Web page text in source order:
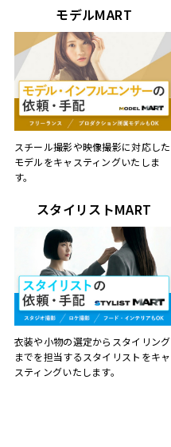
モデルMART
スチール撮影や映像撮影に対応した
モデルをキャスティングいたしま
す。
スタイリストMART
衣装や小物の選定からスタイリング
までを担当するスタイリストをキャ
スティングいたします。